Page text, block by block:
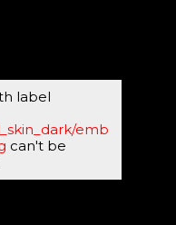
label
emb
can't be